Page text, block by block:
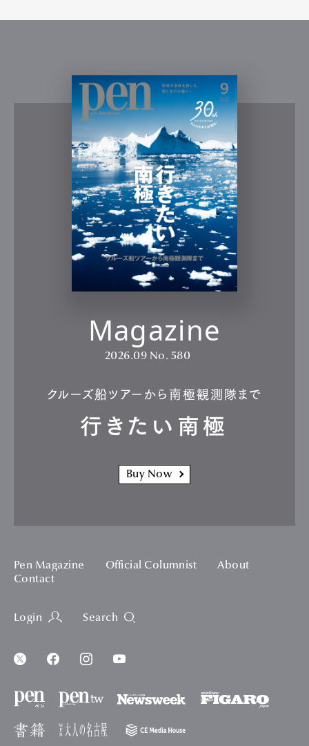
Magazine
2026.09 No. 580
クルーズ船ツアーから南極観測隊まで
行きたい南極
Buy Now
Pen Magazine Official Columnist
About
Contact
Login Search